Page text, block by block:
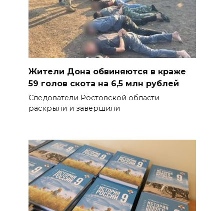
Жители Дона обвиняются в краже
59 голов скота на 6,5 млн рублей
Следователи Ростовской области
раскрыли и завершили